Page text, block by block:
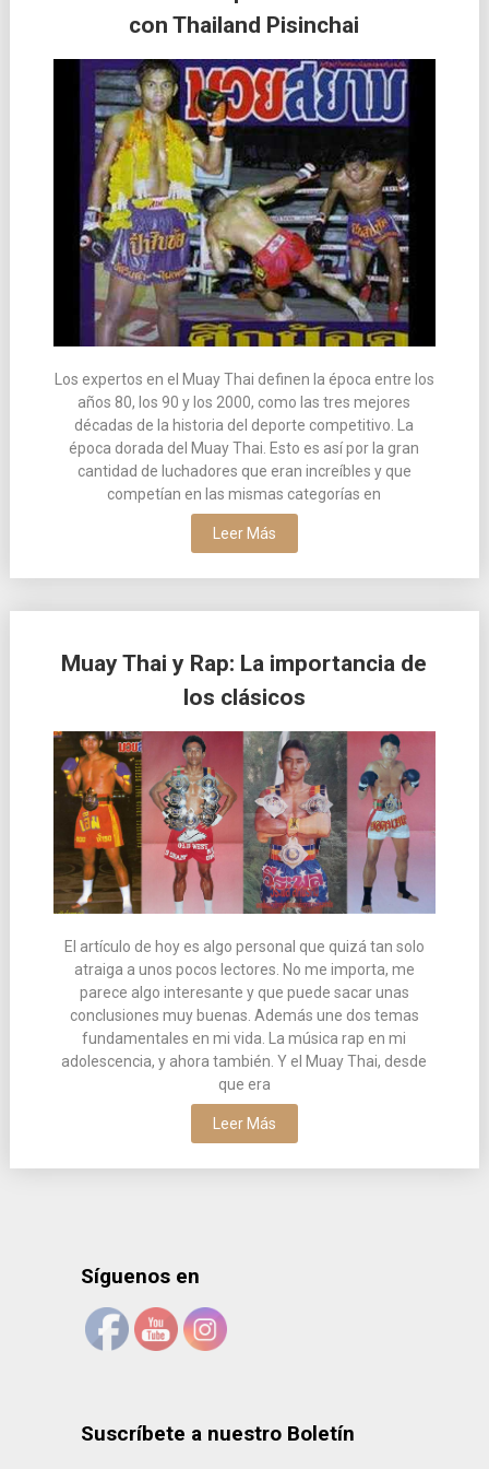
con Thailand Pisinchai
Los expertos en el Muay Thai definen la época entre los
años 80, los 90 y los 2000, como las tres mejores
décadas de la historia del deporte competitivo. La
época dorada del Muay Thai. Esto es así por la gran
cantidad de luchadores que eran increíbles y que
competían en las mismas categorías en
Leer Más
Muay Thai y Rap: La importancia de
los clásicos
El artículo de hoy es algo personal que quizá tan solo
atraiga a unos pocos lectores. No me importa, me
parece algo interesante y que puede sacar unas
conclusiones muy buenas. Además une dos temas
fundamentales en mi vida. La música rap en mi
adolescencia, y ahora también. Y el Muay Thai, desde
que era
Leer Más
entradas
Síguenos en
Suscríbete a nuestro Boletín